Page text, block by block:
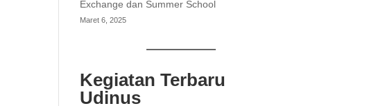
Exchange dan Summer School
Maret 6, 2025
Kegiatan Terbaru
Udinus